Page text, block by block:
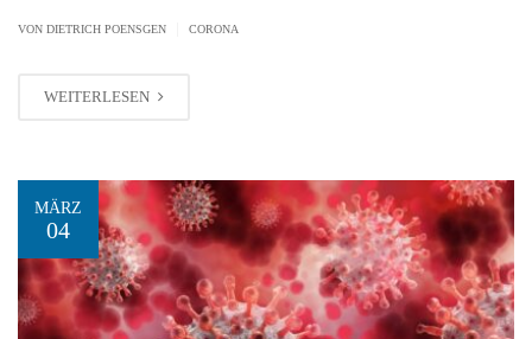
VON DIETRICH POENSGEN CORONA
WEITERLESEN
MÄRZ
04